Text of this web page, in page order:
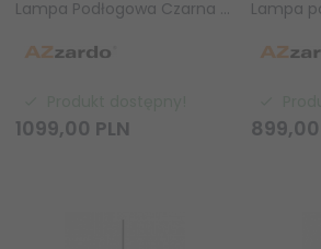
Lampa Podłogowa Czarna Glamour Szklana Kula ASTRID FLOOR BK Azzardo AZ6893
1099,00 PLN 899,00